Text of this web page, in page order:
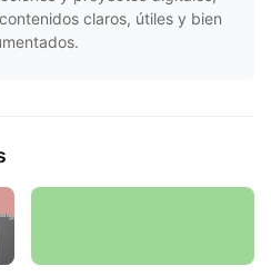
claros, útiles y bien